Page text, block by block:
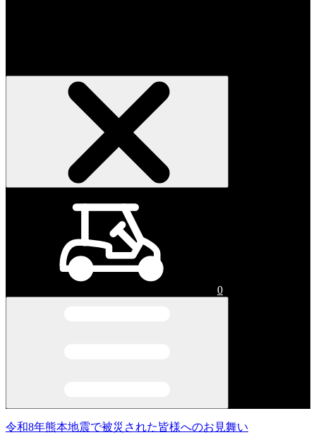
0
令和8年熊本地震で被災された皆様へのお見舞い